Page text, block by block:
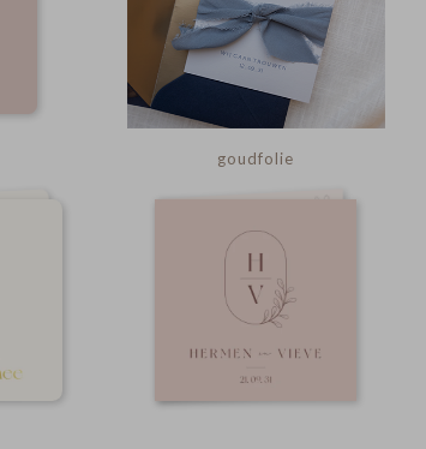
goudfolie